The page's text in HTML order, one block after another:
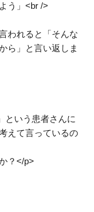
う」<br />
われると「そんな
ら」と言い返しま
という患者さんに
えて言っているの
？</p>